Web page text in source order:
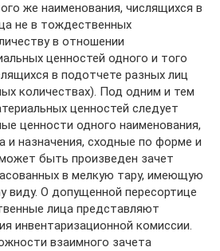
же наименования, числящихся в
не в тождественных
в отношении
ценностей одного и того
в подотчете разных лиц
количествах). Под одним и тем
ценностей следует
ценности одного наименования,
и назначения, сходные по форме и
быть произведен зачет
в мелкую тару, имеющую
виду. О допущенной пересортице
лица представляют
инвентаризационной комиссии.
взаимного зачета